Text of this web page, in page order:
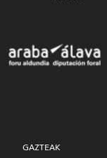
GAZTEAK